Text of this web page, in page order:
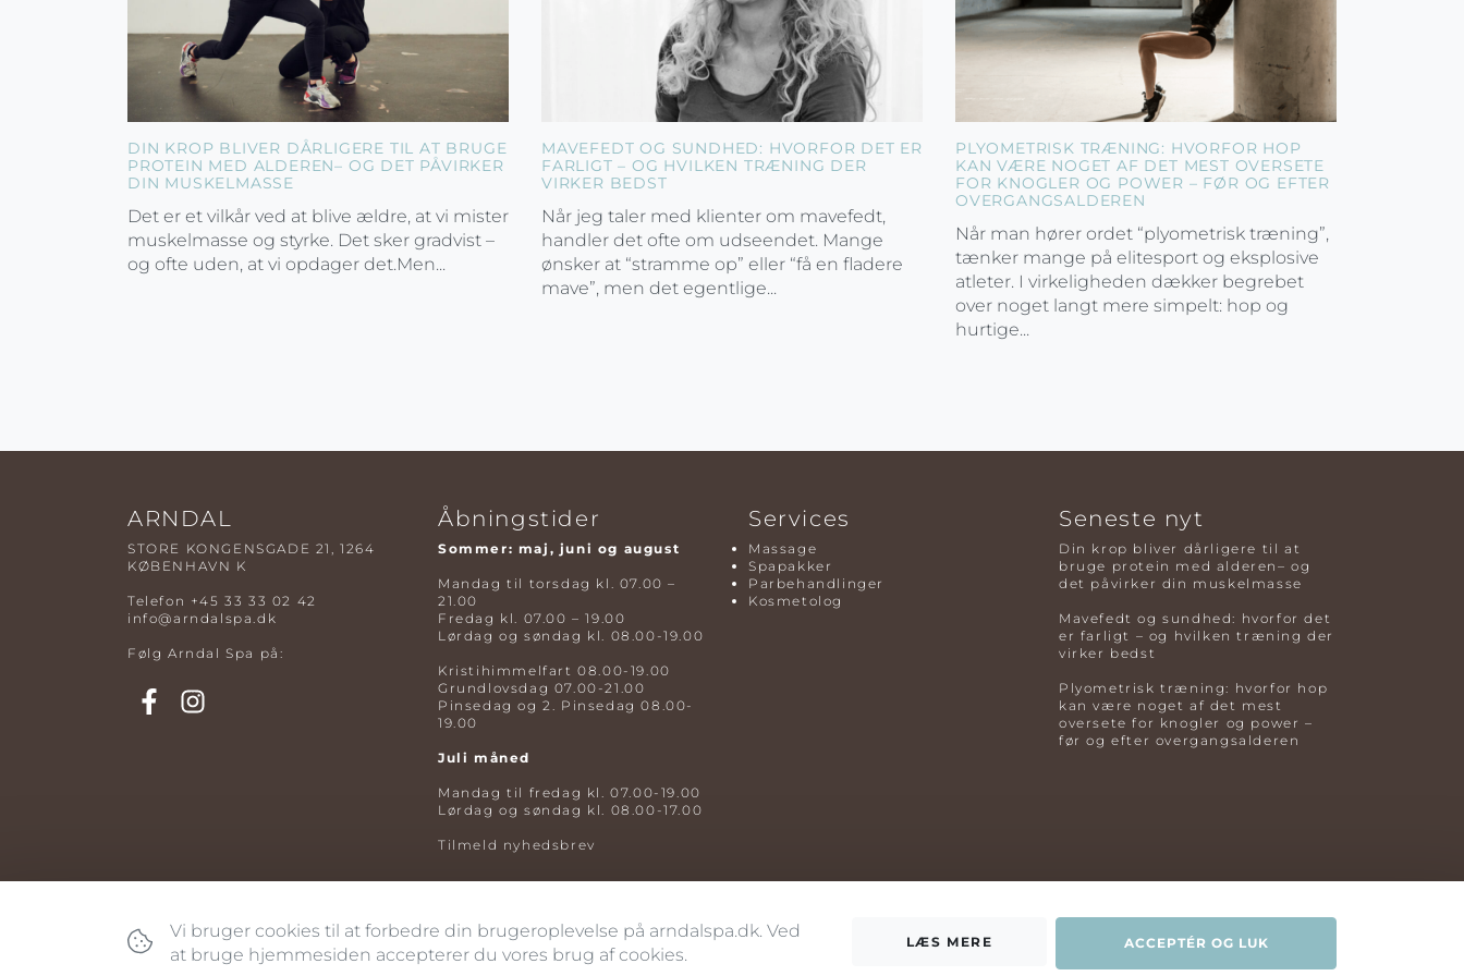
DIN KROP BLIVER DÅRLIGERE TIL AT BRUGE
PROTEIN MED ALDEREN– OG DET PÅVIRKER
DIN MUSKELMASSE
Det er et vilkår ved at blive ældre, at vi mister
muskelmasse og styrke. Det sker gradvist –
og ofte uden, at vi opdager det.Men...
MAVEFEDT OG SUNDHED: HVORFOR DET ER
FARLIGT – OG HVILKEN TRÆNING DER
VIRKER BEDST
Når jeg taler med klienter om mavefedt,
handler det ofte om udseendet. Mange
ønsker at “stramme op” eller “få en fladere
mave”, men det egentlige...
PLYOMETRISK TRÆNING: HVORFOR HOP
KAN VÆRE NOGET AF DET MEST OVERSETE
FOR KNOGLER OG POWER – FØR OG EFTER
OVERGANGSALDEREN
Når man hører ordet “plyometrisk træning”,
tænker mange på elitesport og eksplosive
atleter. I virkeligheden dækker begrebet
over noget langt mere simpelt: hop og
hurtige...
ARNDAL
STORE KONGENSGADE 21, 1264
KØBENHAVN K
Telefon +45 33 33 02 42
info@arndalspa.dk
Følg Arndal Spa på:
Åbningstider
Sommer: maj, juni og august
Mandag til torsdag kl. 07.00 –
21.00
Fredag kl. 07.00 – 19.00
Lørdag og søndag kl. 08.00-19.00
Kristihimmelfart 08.00-19.00
Grundlovsdag 07.00-21.00
Pinsedag og 2. Pinsedag 08.00-
19.00
Juli måned
Mandag til fredag kl. 07.00-19.00
Lørdag og søndag kl. 08.00-17.00
Tilmeld nyhedsbrev
Services
Massage
Spapakker
Parbehandlinger
Kosmetolog
Seneste nyt
Din krop bliver dårligere til at
bruge protein med alderen– og
det påvirker din muskelmasse
Mavefedt og sundhed: hvorfor det
er farligt – og hvilken træning der
virker bedst
Plyometrisk træning: hvorfor hop
kan være noget af det mest
oversete for knogler og power –
før og efter overgangsalderen
Vi bruger cookies til at forbedre din brugeroplevelse på arndalspa.dk. Ved
at bruge hjemmesiden accepterer du vores brug af cookies.
LÆS MERE ACCEPTÉR OG LUK